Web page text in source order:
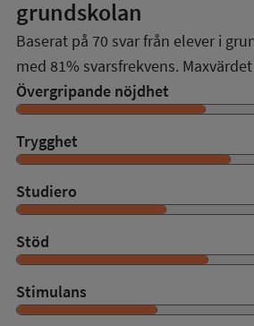
grundskolan
Baserat på 70 svar från elever i
med 81% svarsfrekvens.
Övergripande nöjdhet
Trygghet
Studiero
Stöd
Stimulans